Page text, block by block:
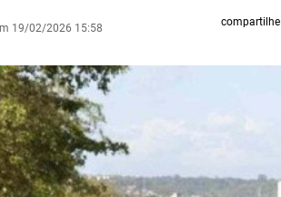
19/02/2026 15:58 compartilhe